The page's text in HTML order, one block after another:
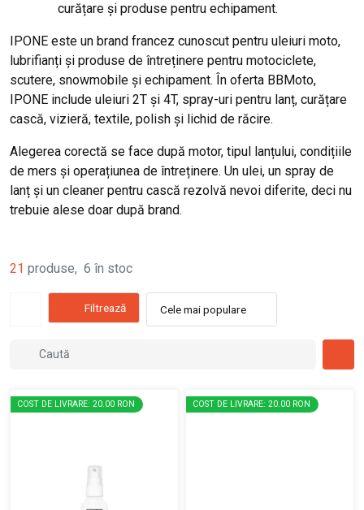
curățare și produse pentru echipament.
IPONE este un brand francez cunoscut pentru uleiuri moto,
lubrifianți și produse de întreținere pentru motociclete,
scutere, snowmobile și echipament. În oferta BBMoto,
IPONE include uleiuri 2T și 4T, spray-uri pentru lanț, curățare
cască, vizieră, textile, polish și lichid de răcire.
Alegerea corectă se face după motor, tipul lanțului, condițiile
de mers și operațiunea de întreținere. Un ulei, un spray de
lanț și un cleaner pentru cască rezolvă nevoi diferite, deci nu
trebuie alese doar după brand.
21 produse, 6 în stoc
Filtrează Cele mai populare
COST DE LIVRARE: 20.00 RON COST DE LIVRARE: 20.00 RON